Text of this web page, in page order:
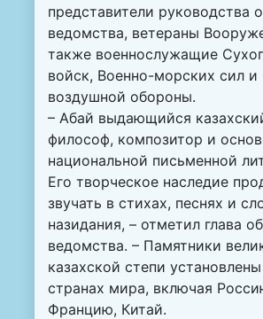
представители руководства
ведомства, ветераны
также военнослужащие
войск, Военно-морских сил и
воздушной обороны.
– Абай выдающийся
философ, композитор и
национальной письменной
Его творческое наследие
звучать в стихах, песнях и
назидания, – отметил глава
ведомства. – Памятники
казахской степи
странах мира, включая
Францию, Китай.